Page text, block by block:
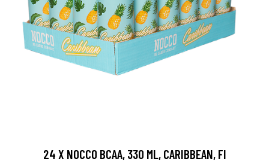
24 X NOCCO BCAA, 330 ML, CARIBBEAN, FI